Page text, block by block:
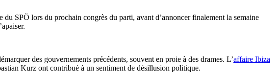
SPÖ lors du prochain congrès du parti, avant d’annoncer finalement la semaine
des gouvernements précédents, souvent en proie à des drames. L’affaire Ibiza
Kurz ont contribué à un sentiment de désillusion politique.